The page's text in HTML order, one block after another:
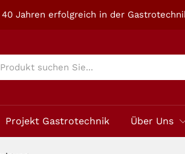
Jahren erfolgreich in der
Projekt Gastrotechnik Über Uns